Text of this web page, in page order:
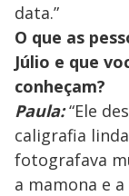
data.”
O que as
Júlio e que
conheçam?
Paula:“Ele
caligrafia
fotografava
a mamona e